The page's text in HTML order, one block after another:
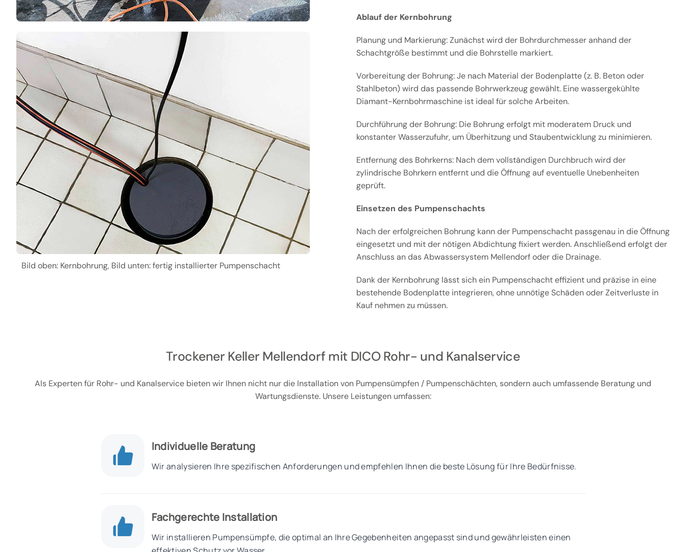
Bild oben: Kernbohrung, Bild unten: fertig installierter Pumpenschacht
Ablauf der Kernbohrung
Planung und Markierung: Zunächst wird der Bohrdurchmesser anhand der
Schachtgröße bestimmt und die Bohrstelle markiert.
Vorbereitung der Bohrung: Je nach Material der Bodenplatte (z. B. Beton oder
Stahlbeton) wird das passende Bohrwerkzeug gewählt. Eine wassergekühlte
Diamant-Kernbohrmaschine ist ideal für solche Arbeiten.
Durchführung der Bohrung: Die Bohrung erfolgt mit moderatem Druck und
konstanter Wasserzufuhr, um Überhitzung und Staubentwicklung zu minimieren.
Entfernung des Bohrkerns: Nach dem vollständigen Durchbruch wird der
zylindrische Bohrkern entfernt und die Öffnung auf eventuelle Unebenheiten
geprüft.
Einsetzen des Pumpenschachts
Nach der erfolgreichen Bohrung kann der Pumpenschacht passgenau in die Öffnung
eingesetzt und mit der nötigen Abdichtung fixiert werden. Anschließend erfolgt der
Anschluss an das Abwassersystem Mellendorf oder die Drainage.
Dank der Kernbohrung lässt sich ein Pumpenschacht effizient und präzise in eine
bestehende Bodenplatte integrieren, ohne unnötige Schäden oder Zeitverluste in
Kauf nehmen zu müssen.
Trockener Keller Mellendorf mit DICO Rohr- und Kanalservice
Als Experten für Rohr- und Kanalservice bieten wir Ihnen nicht nur die Installation von Pumpensümpfen / Pumpenschächten, sondern auch umfassende Beratung und
Wartungsdienste. Unsere Leistungen umfassen:
Individuelle Beratung
Wir analysieren Ihre spezifischen Anforderungen und empfehlen Ihnen die beste Lösung für Ihre Bedürfnisse.
Fachgerechte Installation
Wir installieren Pumpensümpfe, die optimal an Ihre Gegebenheiten angepasst sind und gewährleisten einen